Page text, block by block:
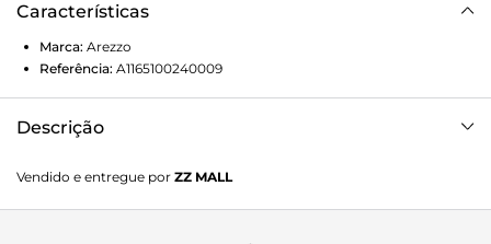
Características
Marca: Arezzo
Referência: A1165100240009
Descrição
médio bloco e formato arredondado na ponta. Traz tiras
finas sobre os dedos, unidas por tira central que sobe a
Vendido e entregue por ZZ MALL